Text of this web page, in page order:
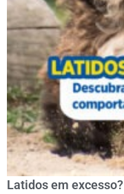
Latidos em